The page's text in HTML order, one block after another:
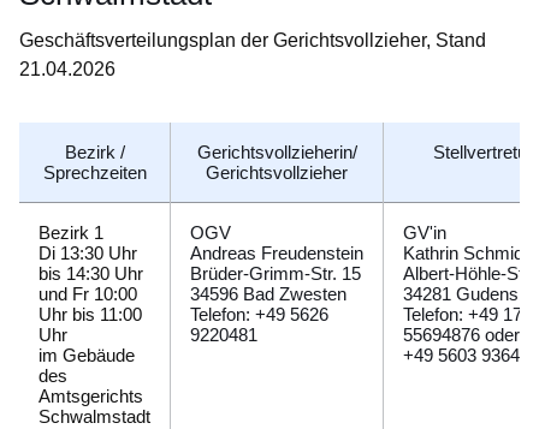
Geschäftsverteilungsplan der Gerichtsvollzieher, Stand
21.04.2026
Bezirk /
Sprechzeiten
Gerichtsvollzieherin/
Gerichtsvollzieher
Bezirk 1
Di 13:30 Uhr
bis 14:30 Uhr
und Fr 10:00
Uhr bis 11:00
Uhr
im Gebäude
des
Amtsgerichts
Schwalmstadt
OGV
Andreas Freudenstein
Brüder-Grimm-Str. 15
34596 Bad Zwesten
Telefon: +49 5626
9220481
GV'in
Kathrin Schmidt
Albert-Höhle-Str.
34281
Telefon: +49 176
55694876 oder
+49 5603